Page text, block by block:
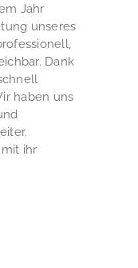
Jahr
unseres
Dank
haben uns
ihr